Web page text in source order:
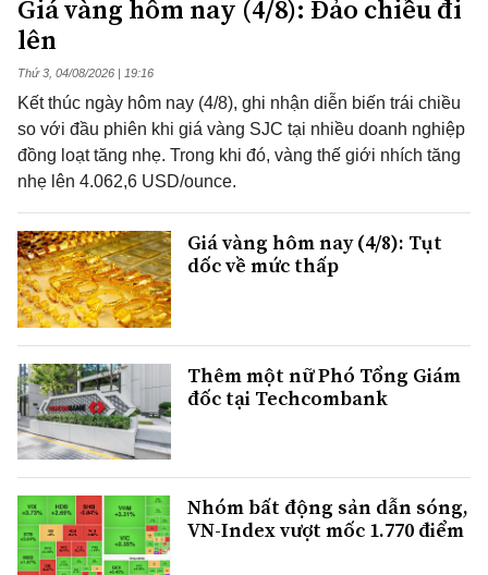
Giá vàng hôm nay (4/8): Đảo chiều đi
lên
Thứ 3, 04/08/2026 | 19:16
Kết thúc ngày hôm nay (4/8), ghi nhận diễn biến trái chiều
so với đầu phiên khi giá vàng SJC tại nhiều doanh nghiệp
đồng loạt tăng nhẹ. Trong khi đó, vàng thế giới nhích tăng
nhẹ lên 4.062,6 USD/ounce.
Giá vàng hôm nay (4/8): Tụt
dốc về mức thấp
Thêm một nữ Phó Tổng Giám
đốc tại Techcombank
Nhóm bất động sản dẫn sóng,
VN-Index vượt mốc 1.770 điểm